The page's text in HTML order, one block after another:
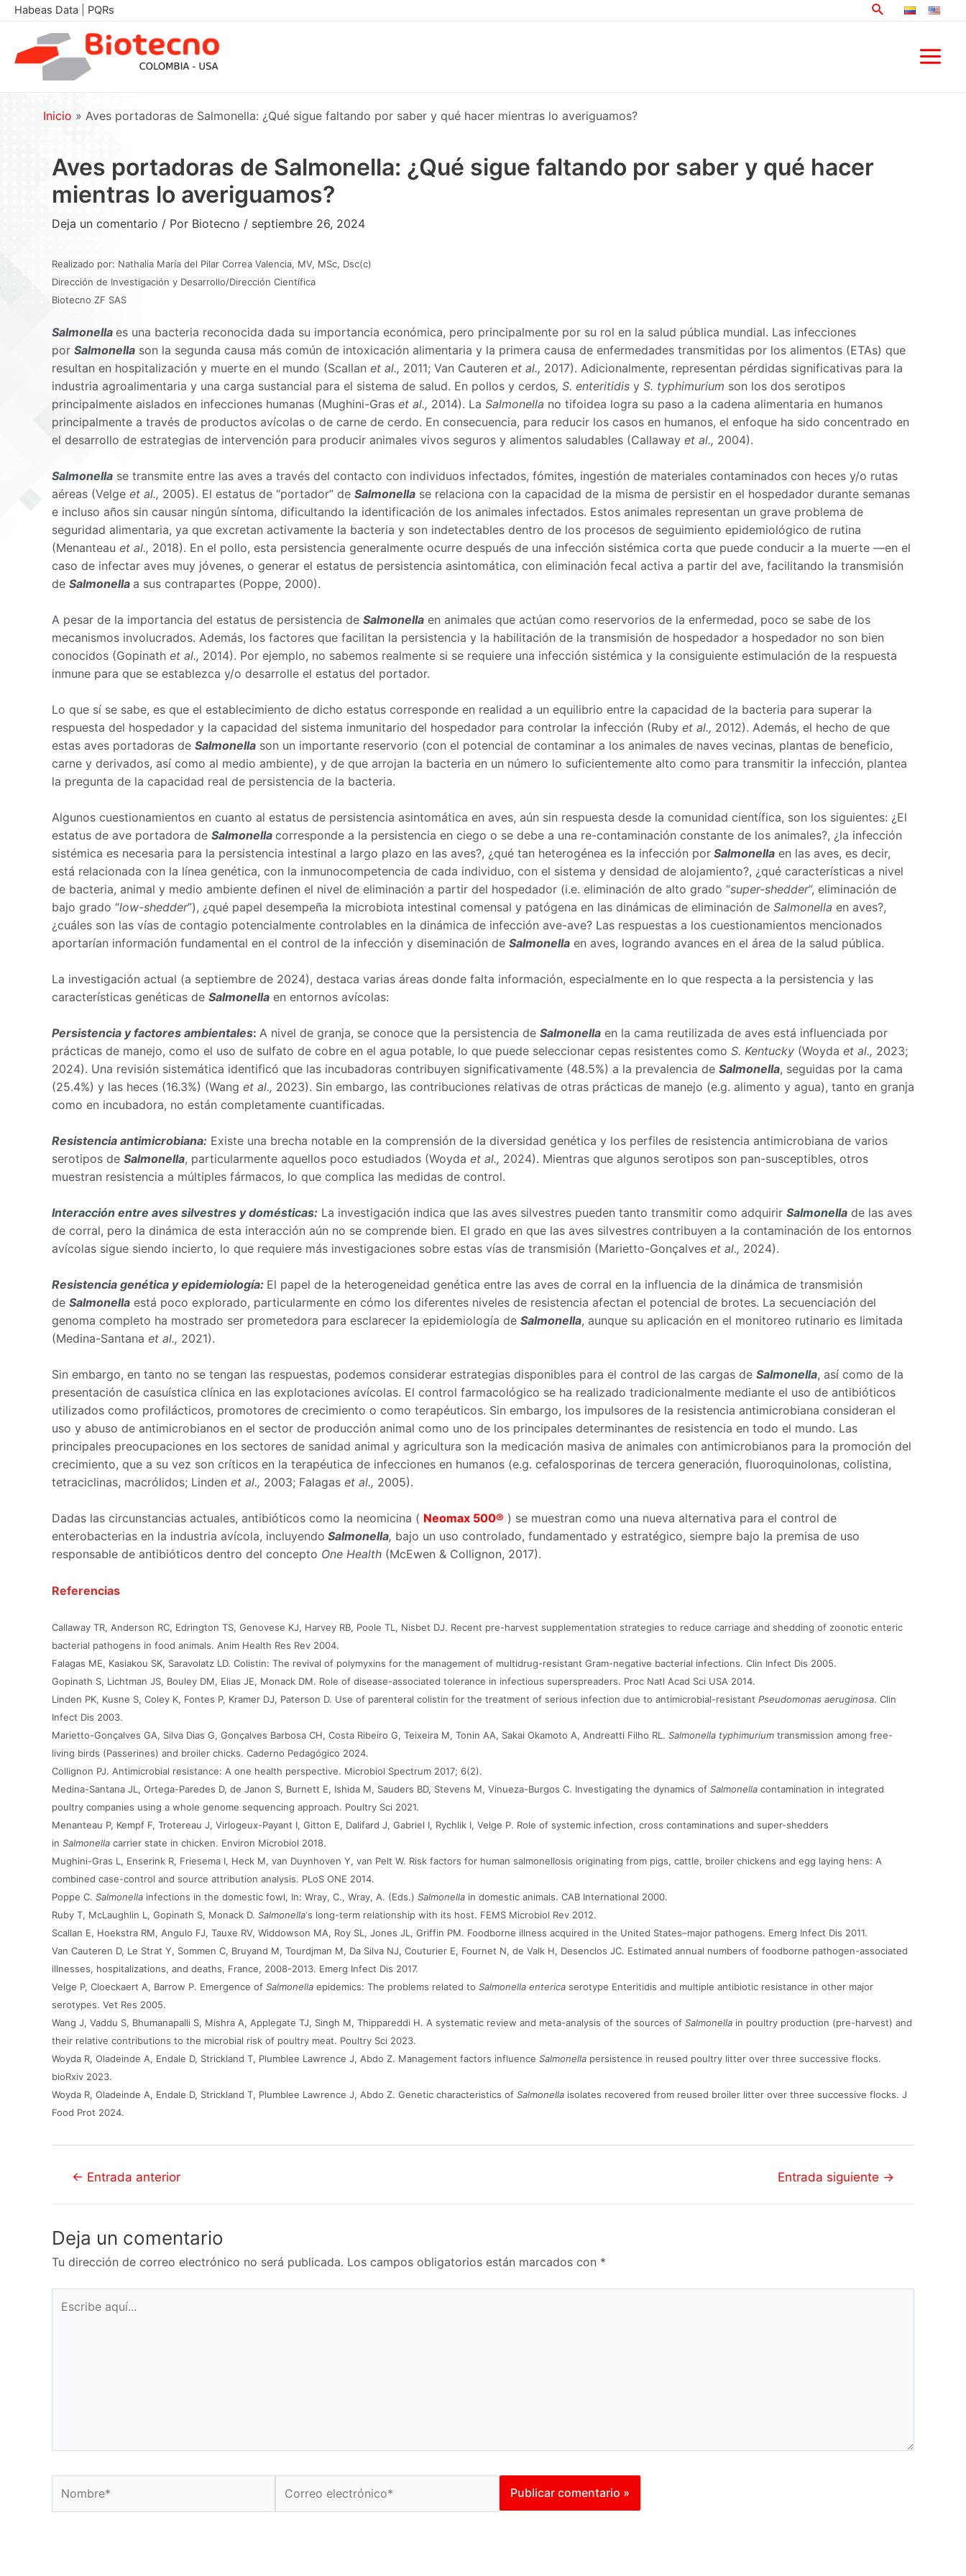
contenido
Habeas Data PQRs Buscar
Main
Inicio » Aves portadoras de Salmonella: ¿Qué sigue faltando por saber y qué hacer mientras lo averiguamos?
Aves portadoras de Salmonella: ¿Qué sigue faltando por saber y qué hacer
mientras lo averiguamos?
Deja un comentario / Por Biotecno / septiembre 26, 2024
Realizado por: Nathalia María del Pilar Correa Valencia, MV, MSc, Dsc(c)
Dirección de Investigación y Desarrollo/Dirección Científica
Biotecno ZF SAS
Salmonella es una bacteria reconocida dada su importancia económica, pero principalmente por su rol en la salud pública mundial. Las infecciones
por Salmonella son la segunda causa más común de intoxicación alimentaria y la primera causa de enfermedades transmitidas por los alimentos (ETAs) que
resultan en hospitalización y muerte en el mundo (Scallan et al., 2011; Van Cauteren et al., 2017). Adicionalmente, representan pérdidas significativas para la
industria agroalimentaria y una carga sustancial para el sistema de salud. En pollos y cerdos, S. enteritidis y S. typhimurium son los dos serotipos
principalmente aislados en infecciones humanas (Mughini-Gras et al., 2014). La Salmonella no tifoidea logra su paso a la cadena alimentaria en humanos
principalmente a través de productos avícolas o de carne de cerdo. En consecuencia, para reducir los casos en humanos, el enfoque ha sido concentrado en
el desarrollo de estrategias de intervención para producir animales vivos seguros y alimentos saludables (Callaway et al., 2004).
Salmonella se transmite entre las aves a través del contacto con individuos infectados, fómites, ingestión de materiales contaminados con heces y/o rutas
aéreas (Velge et al., 2005). El estatus de “portador” de Salmonella se relaciona con la capacidad de la misma de persistir en el hospedador durante semanas
e incluso años sin causar ningún síntoma, dificultando la identificación de los animales infectados. Estos animales representan un grave problema de
seguridad alimentaria, ya que excretan activamente la bacteria y son indetectables dentro de los procesos de seguimiento epidemiológico de rutina
(Menanteau et al., 2018). En el pollo, esta persistencia generalmente ocurre después de una infección sistémica corta que puede conducir a la muerte —en el
caso de infectar aves muy jóvenes, o generar el estatus de persistencia asintomática, con eliminación fecal activa a partir del ave, facilitando la transmisión
de Salmonella a sus contrapartes (Poppe, 2000).
A pesar de la importancia del estatus de persistencia de Salmonella en animales que actúan como reservorios de la enfermedad, poco se sabe de los
mecanismos involucrados. Además, los factores que facilitan la persistencia y la habilitación de la transmisión de hospedador a hospedador no son bien
conocidos (Gopinath et al., 2014). Por ejemplo, no sabemos realmente si se requiere una infección sistémica y la consiguiente estimulación de la respuesta
inmune para que se establezca y/o desarrolle el estatus del portador.
Lo que sí se sabe, es que el establecimiento de dicho estatus corresponde en realidad a un equilibrio entre la capacidad de la bacteria para superar la
respuesta del hospedador y la capacidad del sistema inmunitario del hospedador para controlar la infección (Ruby et al., 2012). Además, el hecho de que
estas aves portadoras de Salmonella son un importante reservorio (con el potencial de contaminar a los animales de naves vecinas, plantas de beneficio,
carne y derivados, así como al medio ambiente), y de que arrojan la bacteria en un número lo suficientemente alto como para transmitir la infección, plantea
la pregunta de la capacidad real de persistencia de la bacteria.
Algunos cuestionamientos en cuanto al estatus de persistencia asintomática en aves, aún sin respuesta desde la comunidad científica, son los siguientes: ¿El
estatus de ave portadora de Salmonella corresponde a la persistencia en ciego o se debe a una re-contaminación constante de los animales?, ¿la infección
sistémica es necesaria para la persistencia intestinal a largo plazo en las aves?, ¿qué tan heterogénea es la infección por Salmonella en las aves, es decir,
está relacionada con la línea genética, con la inmunocompetencia de cada individuo, con el sistema y densidad de alojamiento?, ¿qué características a nivel
de bacteria, animal y medio ambiente definen el nivel de eliminación a partir del hospedador (i.e. eliminación de alto grado “super-shedder”, eliminación de
bajo grado “low-shedder”), ¿qué papel desempeña la microbiota intestinal comensal y patógena en las dinámicas de eliminación de Salmonella en aves?,
¿cuáles son las vías de contagio potencialmente controlables en la dinámica de infección ave-ave? Las respuestas a los cuestionamientos mencionados
aportarían información fundamental en el control de la infección y diseminación de Salmonella en aves, logrando avances en el área de la salud pública.
La investigación actual (a septiembre de 2024), destaca varias áreas donde falta información, especialmente en lo que respecta a la persistencia y las
características genéticas de Salmonella en entornos avícolas:
Persistencia y factores ambientales: A nivel de granja, se conoce que la persistencia de Salmonella en la cama reutilizada de aves está influenciada por
prácticas de manejo, como el uso de sulfato de cobre en el agua potable, lo que puede seleccionar cepas resistentes como S. Kentucky (Woyda et al., 2023;
2024). Una revisión sistemática identificó que las incubadoras contribuyen significativamente (48.5%) a la prevalencia de Salmonella, seguidas por la cama
(25.4%) y las heces (16.3%) (Wang et al., 2023). Sin embargo, las contribuciones relativas de otras prácticas de manejo (e.g. alimento y agua), tanto en granja
como en incubadora, no están completamente cuantificadas.
Resistencia antimicrobiana: Existe una brecha notable en la comprensión de la diversidad genética y los perfiles de resistencia antimicrobiana de varios
serotipos de Salmonella, particularmente aquellos poco estudiados (Woyda et al., 2024). Mientras que algunos serotipos son pan-susceptibles, otros
muestran resistencia a múltiples fármacos, lo que complica las medidas de control.
Interacción entre aves silvestres y domésticas: La investigación indica que las aves silvestres pueden tanto transmitir como adquirir Salmonella de las aves
de corral, pero la dinámica de esta interacción aún no se comprende bien. El grado en que las aves silvestres contribuyen a la contaminación de los entornos
avícolas sigue siendo incierto, lo que requiere más investigaciones sobre estas vías de transmisión (Marietto-Gonçalves et al., 2024).
Resistencia genética y epidemiología: El papel de la heterogeneidad genética entre las aves de corral en la influencia de la dinámica de transmisión
de Salmonella está poco explorado, particularmente en cómo los diferentes niveles de resistencia afectan el potencial de brotes. La secuenciación del
genoma completo ha mostrado ser prometedora para esclarecer la epidemiología de Salmonella, aunque su aplicación en el monitoreo rutinario es limitada
(Medina-Santana et al., 2021).
Sin embargo, en tanto no se tengan las respuestas, podemos considerar estrategias disponibles para el control de las cargas de Salmonella, así como de la
presentación de casuística clínica en las explotaciones avícolas. El control farmacológico se ha realizado tradicionalmente mediante el uso de antibióticos
utilizados como profilácticos, promotores de crecimiento o como terapéuticos. Sin embargo, los impulsores de la resistencia antimicrobiana consideran el
uso y abuso de antimicrobianos en el sector de producción animal como uno de los principales determinantes de resistencia en todo el mundo. Las
principales preocupaciones en los sectores de sanidad animal y agricultura son la medicación masiva de animales con antimicrobianos para la promoción del
crecimiento, que a su vez son críticos en la terapéutica de infecciones en humanos (e.g. cefalosporinas de tercera generación, fluoroquinolonas, colistina,
tetraciclinas, macrólidos; Linden et al., 2003; Falagas et al., 2005).
Dadas las circunstancias actuales, antibióticos como la neomicina ( Neomax 500® ) se muestran como una nueva alternativa para el control de
enterobacterias en la industria avícola, incluyendo Salmonella, bajo un uso controlado, fundamentado y estratégico, siempre bajo la premisa de uso
responsable de antibióticos dentro del concepto One Health (McEwen & Collignon, 2017).
Referencias
Callaway TR, Anderson RC, Edrington TS, Genovese KJ, Harvey RB, Poole TL, Nisbet DJ. Recent pre-harvest supplementation strategies to reduce carriage and shedding of zoonotic enteric
bacterial pathogens in food animals. Anim Health Res Rev 2004.
Falagas ME, Kasiakou SK, Saravolatz LD. Colistin: The revival of polymyxins for the management of multidrug-resistant Gram-negative bacterial infections. Clin Infect Dis 2005.
Gopinath S, Lichtman JS, Bouley DM, Elias JE, Monack DM. Role of disease-associated tolerance in infectious superspreaders. Proc Natl Acad Sci USA 2014.
Linden PK, Kusne S, Coley K, Fontes P, Kramer DJ, Paterson D. Use of parenteral colistin for the treatment of serious infection due to antimicrobial-resistant Pseudomonas aeruginosa. Clin
Infect Dis 2003.
Marietto-Gonçalves GA, Silva Dias G, Gonçalves Barbosa CH, Costa Ribeiro G, Teixeira M, Tonin AA, Sakai Okamoto A, Andreatti Filho RL. Salmonella typhimurium transmission among free-
living birds (Passerines) and broiler chicks. Caderno Pedagógico 2024.
Collignon PJ. Antimicrobial resistance: A one health perspective. Microbiol Spectrum 2017; 6(2).
Medina-Santana JL, Ortega-Paredes D, de Janon S, Burnett E, Ishida M, Sauders BD, Stevens M, Vinueza-Burgos C. Investigating the dynamics of Salmonella contamination in integrated
poultry companies using a whole genome sequencing approach. Poultry Sci 2021.
Menanteau P, Kempf F, Trotereau J, Virlogeux-Payant I, Gitton E, Dalifard J, Gabriel I, Rychlik I, Velge P. Role of systemic infection, cross contaminations and super-shedders
in Salmonella carrier state in chicken. Environ Microbiol 2018.
Mughini-Gras L, Enserink R, Friesema I, Heck M, van Duynhoven Y, van Pelt W. Risk factors for human salmonellosis originating from pigs, cattle, broiler chickens and egg laying hens: A
combined case-control and source attribution analysis. PLoS ONE 2014.
Poppe C. Salmonella infections in the domestic fowl, In: Wray, C., Wray, A. (Eds.) Salmonella in domestic animals. CAB International 2000.
Ruby T, McLaughlin L, Gopinath S, Monack D. Salmonella‘s long-term relationship with its host. FEMS Microbiol Rev 2012.
Scallan E, Hoekstra RM, Angulo FJ, Tauxe RV, Widdowson MA, Roy SL, Jones JL, Griffin PM. Foodborne illness acquired in the United States–major pathogens. Emerg Infect Dis 2011.
Van Cauteren D, Le Strat Y, Sommen C, Bruyand M, Tourdjman M, Da Silva NJ, Couturier E, Fournet N, de Valk H, Desenclos JC. Estimated annual numbers of foodborne pathogen-associated
illnesses, hospitalizations, and deaths, France, 2008-2013. Emerg Infect Dis 2017.
Velge P, Cloeckaert A, Barrow P. Emergence of Salmonella epidemics: The problems related to Salmonella enterica serotype Enteritidis and multiple antibiotic resistance in other major
serotypes. Vet Res 2005.
Wang J, Vaddu S, Bhumanapalli S, Mishra A, Applegate TJ, Singh M, Thippareddi H. A systematic review and meta-analysis of the sources of Salmonella in poultry production (pre-harvest) and
their relative contributions to the microbial risk of poultry meat. Poultry Sci 2023.
Woyda R, Oladeinde A, Endale D, Strickland T, Plumblee Lawrence J, Abdo Z. Management factors influence Salmonella persistence in reused poultry litter over three successive flocks.
bioRxiv 2023.
Woyda R, Oladeinde A, Endale D, Strickland T, Plumblee Lawrence J, Abdo Z. Genetic characteristics of Salmonella isolates recovered from reused broiler litter over three successive flocks. J
Food Prot 2024.
Navegación
← Entrada anterior Entrada siguiente →
Deja un comentario
Tu dirección de correo electrónico no será publicada. Los campos obligatorios están marcados con *
aquí...
electrónico*